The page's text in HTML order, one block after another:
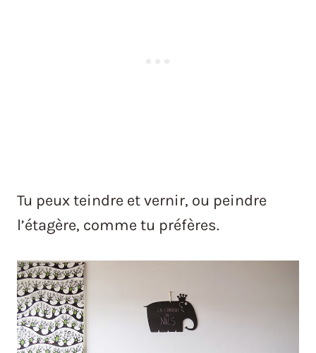
Tu peux teindre et vernir, ou peindre
l’étagère, comme tu préfères.